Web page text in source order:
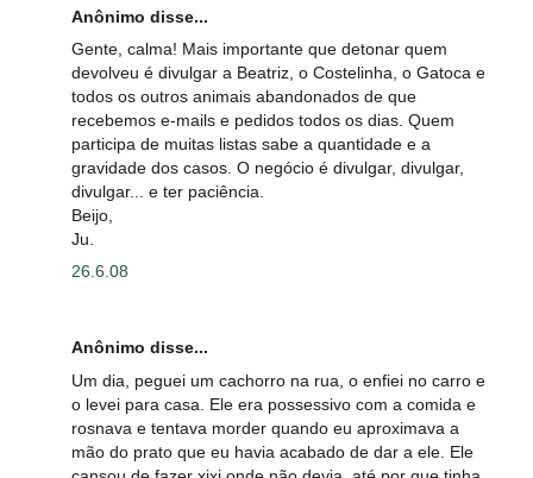
Anônimo disse...
Gente, calma! Mais importante que detonar quem
devolveu é divulgar a Beatriz, o Costelinha, o Gatoca e
todos os outros animais abandonados de que
recebemos e-mails e pedidos todos os dias. Quem
participa de muitas listas sabe a quantidade e a
gravidade dos casos. O negócio é divulgar, divulgar,
divulgar... e ter paciência.
Beijo,
Ju.
26.6.08
Anônimo disse...
Um dia, peguei um cachorro na rua, o enfiei no carro e
o levei para casa. Ele era possessivo com a comida e
rosnava e tentava morder quando eu aproximava a
mão do prato que eu havia acabado de dar a ele. Ele